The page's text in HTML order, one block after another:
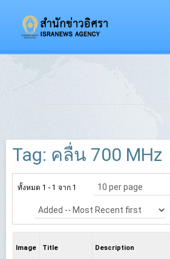
Tag: คลื่น 700 MHz
ทั้งหมด 1 - 1 จาก 1
Image Title Description